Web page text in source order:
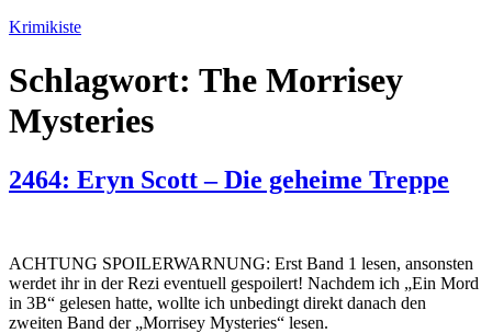
Zum
springen
Krimikiste
Schlagwort: The Morrisey
Mysteries
2464: Eryn Scott – Die geheime Treppe
ACHTUNG SPOILERWARNUNG: Erst Band 1 lesen, ansonsten
werdet ihr in der Rezi eventuell gespoilert! Nachdem ich „Ein Mord
in 3B“ gelesen hatte, wollte ich unbedingt direkt danach den
zweiten Band der „Morrisey Mysteries“ lesen.